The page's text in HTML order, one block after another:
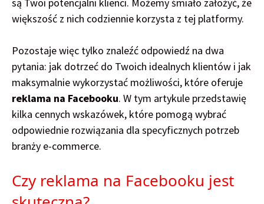
większość z nich codziennie korzysta z tej platformy.
Pozostaje więc tylko znaleźć odpowiedź na dwa
pytania: jak dotrzeć do Twoich idealnych klientów i jak
maksymalnie wykorzystać możliwości, które oferuje
reklama na Facebooku. W tym artykule przedstawię
kilka cennych wskazówek, które pomogą wybrać
odpowiednie rozwiązania dla specyficznych potrzeb
branży e-commerce.
Czy reklama na Facebooku jest